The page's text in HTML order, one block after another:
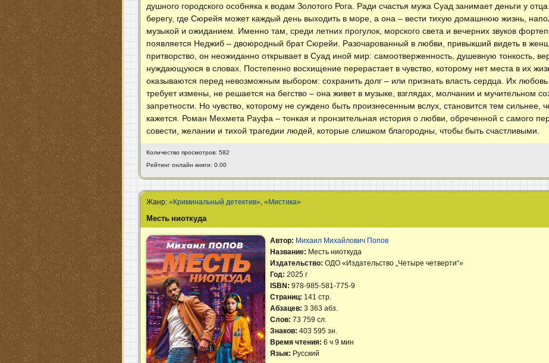
душного городского особняка к водам Золотого Рога. Ради счастья мужа Суад занимает деньги у
берегу, где Сюрейя может каждый день выходить в море, а она – вести тихую домашнюю жизнь,
музыкой и ожиданием. Именно там, среди летних прогулок, морского света и вечерних звуков
появляется Неджиб – двоюродный брат Сюрейи. Разочарованный в любви, привыкший видеть в
притворство, он неожиданно открывает в Суад иной мир: самоотверженность, душевную тонкость,
нуждающуюся в словах. Постепенно восхищение перерастает в чувство, которому нет места в их
оказываются перед невозможным выбором: сохранить долг – или признать власть сердца. Их
требует измены, не решается на бегство – она живет в музыке, взглядах, молчании и мучительном
запретности. Но чувство, которому не суждено быть произнесенным вслух, становится тем сильнее,
кажется. Роман Мехмета Рауфа – тонкая и пронзительная история о любви, обреченной с самого
совести, желании и тихой трагедии людей, которые слишком благородны, чтобы быть счастливыми.
Количество просмотров: 582
Рейтинг онлайн книги: 0.00
Жанр:«Криминальный детектив» ,«Мистика»
Месть ниоткуда
Автор: Михаил Михайлович Попов
Название: Месть ниоткуда
Издательство:ОДО «Издательство „Четыре четверти“»
Год:2025 г
ISBN:978-985-581-775-9
Страниц: 141 стр.
Абзацев:3 363 абз.
Слов:73 759 сл.
Знаков:403 595 зн.
Время чтения:6 ч 9 мин
Язык: Русский